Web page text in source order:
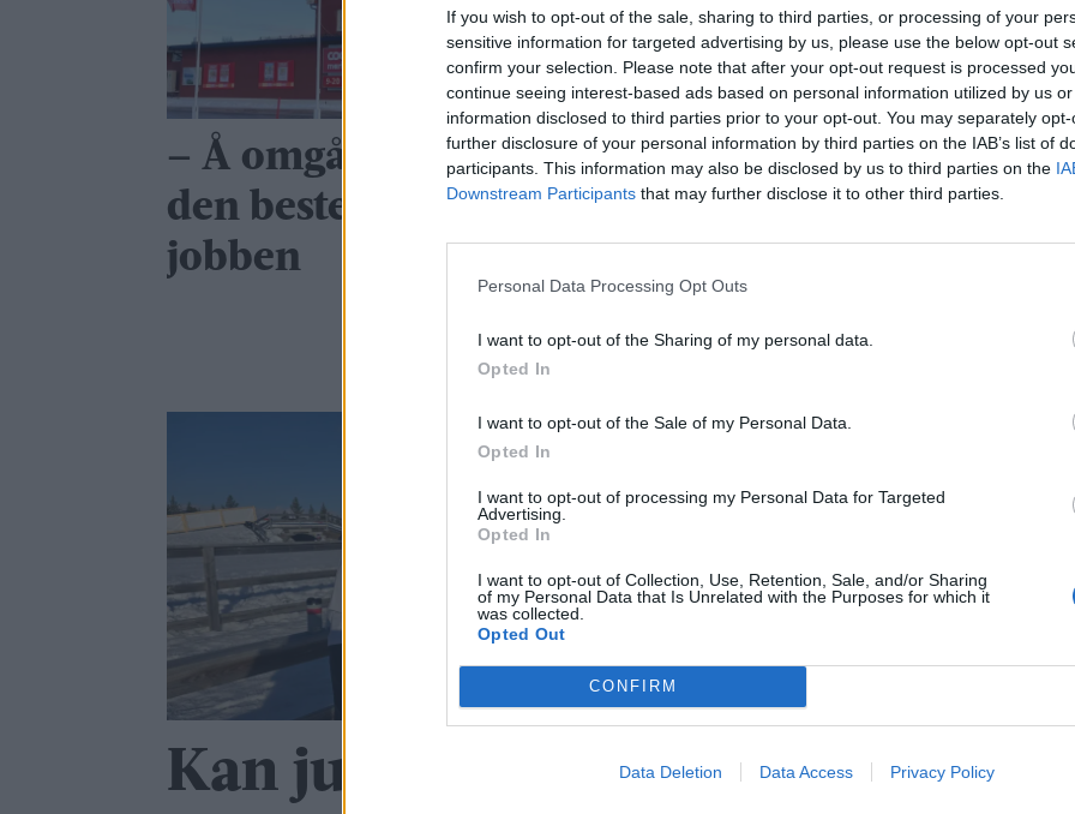
If you wish to opt-out of the sale, sharing to third parties, or processing of your
sensitive information for targeted advertising by us, please use the below opt-out
confirm your selection. Please note that after your opt-out request is processed
continue seeing interest-based ads based on personal information utilized by us
information disclosed to third parties prior to your opt-out. You may separately
further disclosure of your personal information by third parties on the IAB’s list of
participants. This information may also be disclosed by us to third parties on the
Downstream Participants that may further disclose it to other third parties.
Personal Data Processing Opt Outs
I want to opt-out of the Sharing of my personal data.
Opted In
I want to opt-out of the Sale of my Personal Data.
Opted In
I want to opt-out of processing my Personal Data for Targeted
Advertising.
Opted In
I want to opt-out of Collection, Use, Retention, Sale, and/or Sharing
of my Personal Data that Is Unrelated with the Purposes for which it
was collected.
Opted Out
CONFIRM
Data Deletion Data Access Privacy Policy
– Å omgås folk er
den beste delen av
jobben
Billigere drivstoff ga
ikke mer trafikk
Kan juble over
Mest lest siste uke:
Se
7
Med
Bjørn felt